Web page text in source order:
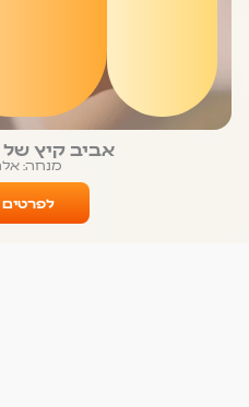
אביב קיץ
מנחה:
לפרטים